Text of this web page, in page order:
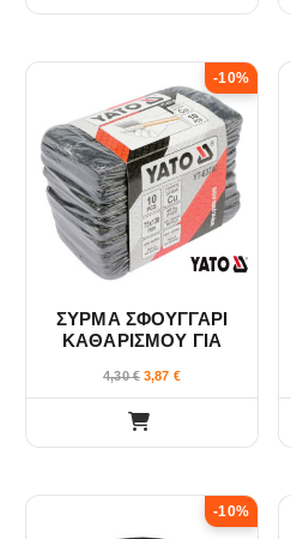
-10%
ΣΥΡΜΑ ΣΦΟΥΓΓΑΡΙ
ΚΑΘΑΡΙΣΜΟΥ ΓΙΑ
63740
4,30€ 3,87 €
-10%